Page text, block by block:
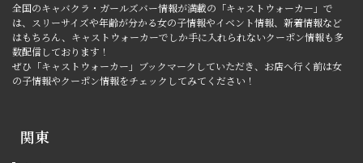
全国のキャバクラ・ガールズバー情報が満載の「キャストウォーカー」で
は、スリーサイズや年齢が分かる女の子情報やイベント情報、新着情報など
はもちろん、キャストウォーカーでしか手に入れられないクーポン情報も多
数配信しております！
ぜひ「キャストウォーカー」ブックマークしていただき、お店へ行く前は女
の子情報やクーポン情報をチェックしてみてください！
関東